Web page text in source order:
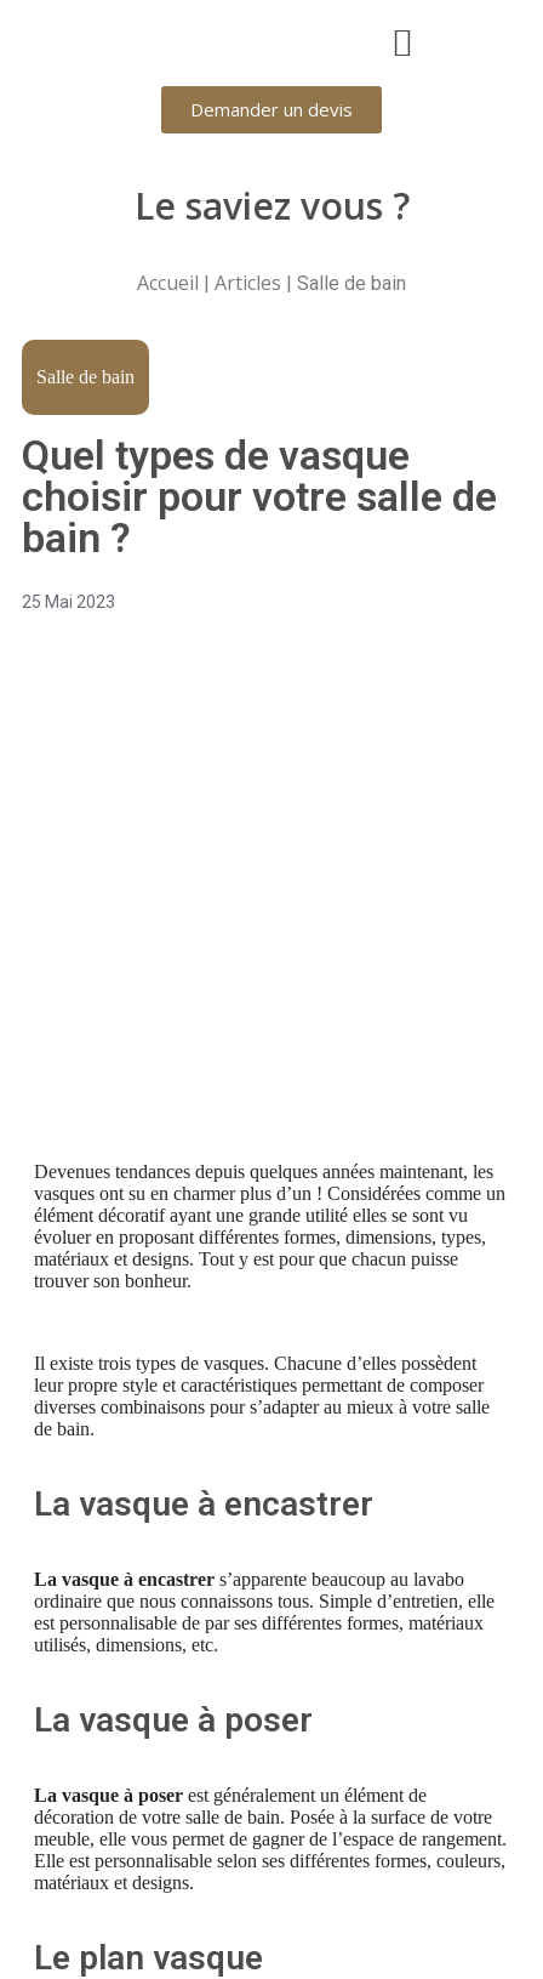
Demander un devis
Le saviez vous ?
Accueil | Articles | Salle de bain
Salle de bain
Quel types de vasque
choisir pour votre salle de
bain ?
25 Mai 2023
Devenues tendances depuis quelques années maintenant, les
vasques ont su en charmer plus d’un ! Considérées comme un
élément décoratif ayant une grande utilité elles se sont vu
évoluer en proposant différentes formes, dimensions, types,
matériaux et designs. Tout y est pour que chacun puisse
trouver son bonheur.
Il existe trois types de vasques. Chacune d’elles possèdent
leur propre style et caractéristiques permettant de composer
diverses combinaisons pour s’adapter au mieux à votre salle
de bain.
La vasque à encastrer
La vasque à encastrer s’apparente beaucoup au lavabo
ordinaire que nous connaissons tous. Simple d’entretien, elle
est personnalisable de par ses différentes formes, matériaux
utilisés, dimensions, etc.
La vasque à poser
La vasque à poser est généralement un élément de
décoration de votre salle de bain. Posée à la surface de votre
meuble, elle vous permet de gagner de l’espace de rangement.
Elle est personnalisable selon ses différentes formes, couleurs,
matériaux et designs.
Le plan vasque